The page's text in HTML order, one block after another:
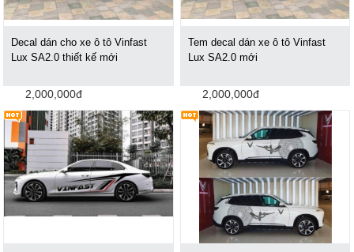
Decal dán cho xe ô tô Vinfast
Lux SA2.0 thiết kế mới
2,000,000đ
Tem decal dán xe ô tô Vinfast
Lux SA2.0 mới
2,000,000đ